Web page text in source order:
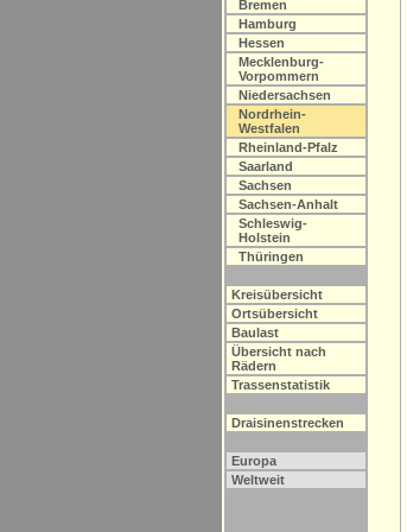
Bremen
Hamburg
Hessen
Mecklenburg-
Vorpommern
Niedersachsen
Nordrhein-
Westfalen
Rheinland-Pfalz
Saarland
Sachsen
Sachsen-Anhalt
Schleswig-
Holstein
Thüringen
Kreisübersicht
Ortsübersicht
Baulast
Übersicht nach
Rädern
Trassenstatistik
Draisinenstrecken
Europa
Weltweit